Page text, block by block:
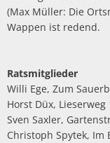
(Max Müller: Die
Wappen ist redend.
Ratsmitglieder
Willi Ege, Zum
Horst Düx, Lieserweg
Sven Saxler,
Christoph Spytek, Im